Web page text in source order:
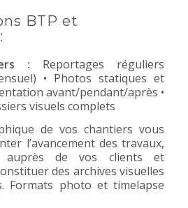
BTP et
: Reportages réguliers
• Photos statiques et
avant/pendant/après •
visuels complets
de vos chantiers vous
l’avancement des travaux,
auprès de vos clients et
des archives visuelles
Formats photo et timelapse